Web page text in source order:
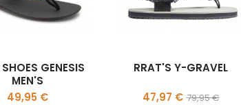
GENESIS
MEN'S
Prix
49,95 €
RRAT'S Y-GRAVEL
Prix
47,97 € Prix
79,95 €